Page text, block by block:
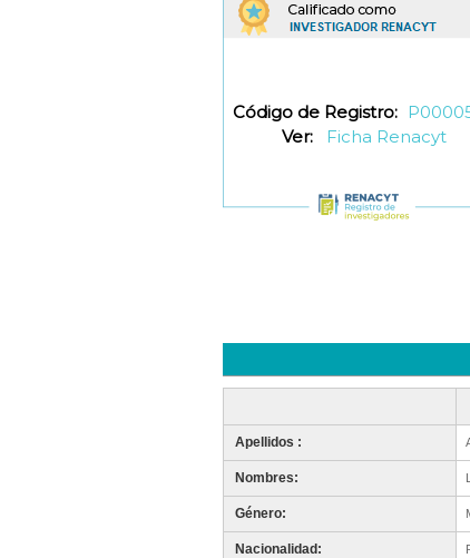
Código de Registro:
Ver:
Ficha Renacyt
Apellidos :
Nombres:
Género:
Nacionalidad: